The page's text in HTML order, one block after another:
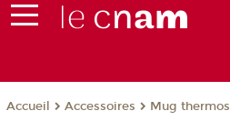
Accueil Accessoires Mug thermos